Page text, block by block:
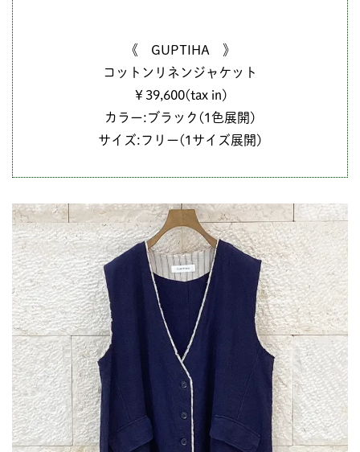
《 GUPTIHA 》
コットンリネンジャケット
￥39,600(tax in)
カラー:ブラック(1色展開)
サイズ:フリー(1サイズ展開)